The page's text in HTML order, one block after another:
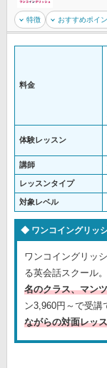
特徴 おすすめポイ
料金
体験レッスン
講師
レッスンタイプ
対象レベル
ワンコイングリッ
ワンコイングリッ
る英会話スクール。
名のクラス、マン
ン3,960円～で受講
ながらの対面レッ